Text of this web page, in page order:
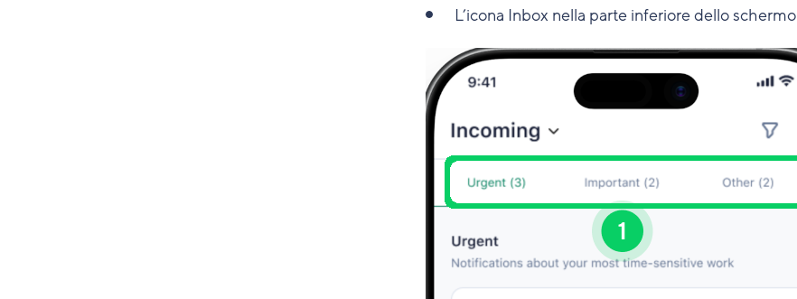
L’icona Inbox nella parte inferiore dello schermo